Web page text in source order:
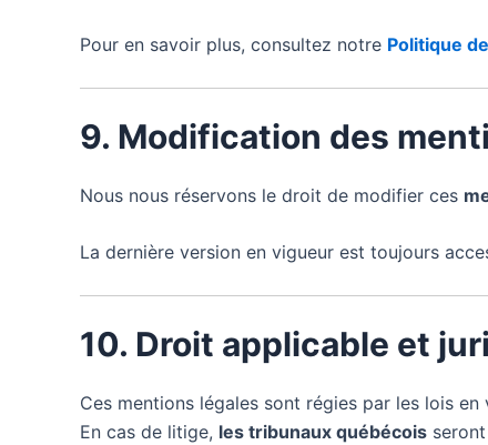
Pour en savoir plus, consultez notre Politique
9. Modification des
Nous nous réservons le droit de modifier ces
La dernière version en vigueur est toujours
10. Droit applicable et
Ces mentions légales sont régies par les lois en
En cas de litige, les tribunaux québécois